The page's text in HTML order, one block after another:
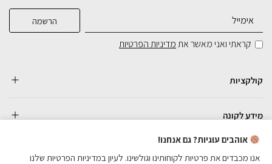
קראתי ואני מאשר אתמדיניות הפרטיות
קולקציות
מידע לקונה
אוהבים עוגיות? גם אנחנו!
אנו מכבדים את פרטיות לקוחותינו וגולשינו. לעיון במדיניות הפרטיות שלנו